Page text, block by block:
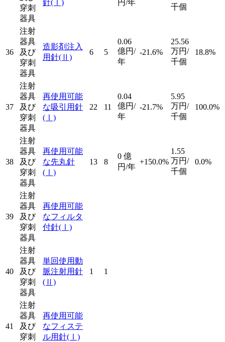
穿刺
器具
針(Ⅰ) 円/年
千個
36
注射
器具
及び
穿刺
器具
造影剤注入
用針(Ⅱ)
6 5
0.06
億円/
年
-21.6%
25.56
万円/
千個
18.8%
37
注射
器具
及び
穿刺
器具
再使用可能
な吸引用針
(Ⅰ)
22 11
0.04
億円/
年
-21.7%
5.95
万円/
千個
100.0%
38
注射
器具
及び
穿刺
器具
再使用可能
な先丸針
(Ⅰ)
13 8
0 億
円/年
+150.0%
1.55
万円/
千個
0.0%
39
注射
器具
及び
穿刺
器具
再使用可能
なフィルタ
付針(Ⅰ)
40
注射
器具
及び
穿刺
器具
単回使用動
脈注射用針
(Ⅱ)
1 1
41
注射
器具
及び
穿刺
再使用可能
なフィステ
ル用針(Ⅰ)